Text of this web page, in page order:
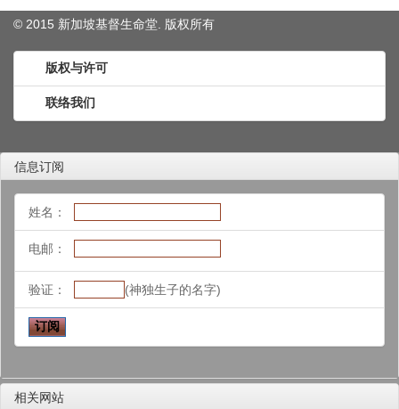
© 2015 新加坡基督生命堂. 版权所有
版权与许可
联络我们
信息订阅
姓名：
电邮：
验证： (神独生子的名字)
相关网站